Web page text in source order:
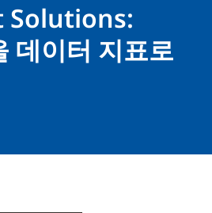
Solutions:
데이터 지표로